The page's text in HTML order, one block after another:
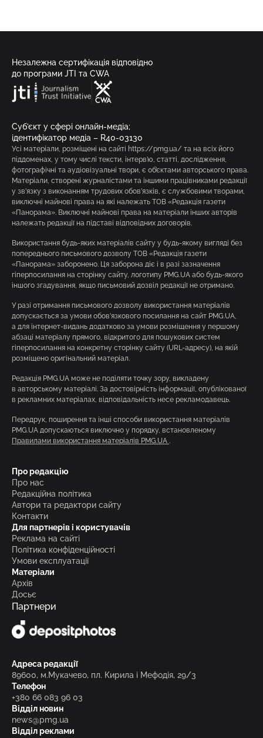
Незалежна сертифікація відповідно
до програми JTI та CWA
Суб’єкт у сфері онлайн-медіа;
ідентифікатор медіа – R40-03130
Усі матеріали, розміщені на сайті https://pmg.ua/ та на всіх його
піддоменах, у тому числі тексти, інтерв’ю, статті, дослідження,
фотографічні та аудіовізуальні твори, є об’єктами авторського права.
Матеріали, створені журналістами та іншими працівниками редакції
у зв’язку з виконанням трудових обов’язків, є службовими творами,
виключні майнові права на які належать ТОВ «Редакція газети
«Панорама». Виключні майнові права на матеріали інших авторів
належать редакції на підставі відповідних договорів.
Використання будь-яких матеріалів сайту у будь-якому вигляді без
попереднього письмового дозволу ТОВ «Редакція газети
«Панорама» заборонено. Ця заборона діє і в разі зазначення
гіперпосилання на сторінку сайту, логотипу PMG.UA або будь-якого
іншого згадування, якщо письмовий дозвіл редакції не отримано.
У разі отримання письмового дозволу використання матеріалів
допускається за умови обов’язкового посилання на сайт PMG.UA,
а для інтернет-видань додатково за умови розміщення у першому
абзаці матеріалу прямого, відкритого для пошукових систем
гіперпосилання на конкретну сторінку сайту (URL-адресу), на якій
розміщено оригінальний матеріал.
Редакція PMG.UA може не поділяти точку зору, викладену
в авторському матеріалі. За достовірність інформації, опублікованої
в рекламних матеріалах, відповідальність несе рекламодавець.
Передрук, поширення та інші способи використання матеріалів
PMG.UA допускаються виключно у порядку, встановленому
Правилами використання матеріалів PMG.UA .
Про редакцію
Про нас
Редакційна політика
Автори та редактори сайту
Контакти
Для партнерів і користувачів
Реклама на сайті
Політика конфіденційності
Умови експлуатації
Матеріали
Архів
Досьє
Партнери
Адреса редакції
89600, м.Мукачево, пл. Кирила і Мефодія, 29/3
Телефон
+380 66 083 96 03
Відділ новин
news@pmg.ua
Відділ реклами